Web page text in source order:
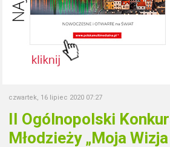
czwartek, 16 lipiec 2020 07:27
II Ogólnopolski
Młodzieży „Moja